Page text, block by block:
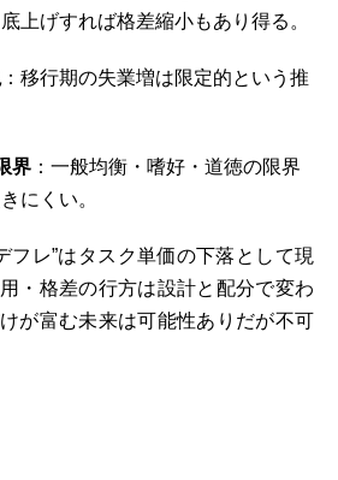
上げすれば格差縮小もあり得る。
：移行期の失業増は限定的という推
界 ：一般均衡・嗜好・道徳の限界
にくい。
フレ”はタスク単価の下落として現
・格差の行方は設計と配分で変わ
が富む未来は可能性ありだが不可